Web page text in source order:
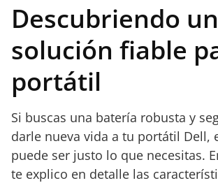
Descubriendo
solución fiable
portátil
Si buscas una batería robusta y
darle nueva vida a tu portátil Dell,
puede ser justo lo que necesitas.
te explico en detalle las